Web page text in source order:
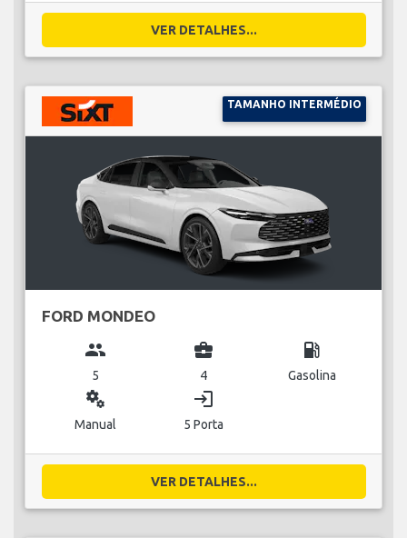
VER DETALHES...
TAMANHO INTERMÉDIO
FORD MONDEO
group
5
business_center
4
local_gas_station
Gasolina
miscellaneous_services
Manual
login
5 Porta
VER DETALHES...